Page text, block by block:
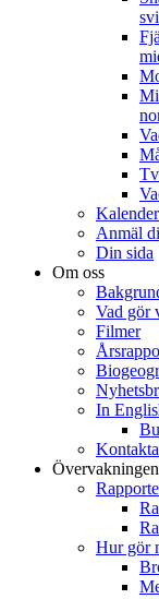
Kalender
Anmäl
Din sida
Om oss
Vad gör
Filmer
In
Övervakningen
Hur gör